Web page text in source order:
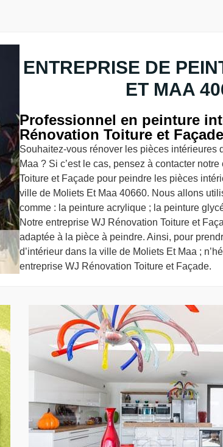
ENTREPRISE DE
ET MAA
Professionnel en peinture
Rénovation Toiture et Façade
Souhaitez-vous rénover les pièces intérieures
Maa ? Si c’est le cas, pensez à contacter
Toiture et Façade pour peindre les pièces
ville de Moliets Et Maa 40660. Nous allons
comme : la peinture acrylique ; la peinture
Notre entreprise WJ Rénovation Toiture et
adaptée à la pièce à peindre. Ainsi, pour
d’intérieur dans la ville de Moliets Et Maa ;
entreprise WJ Rénovation Toiture et Façade.